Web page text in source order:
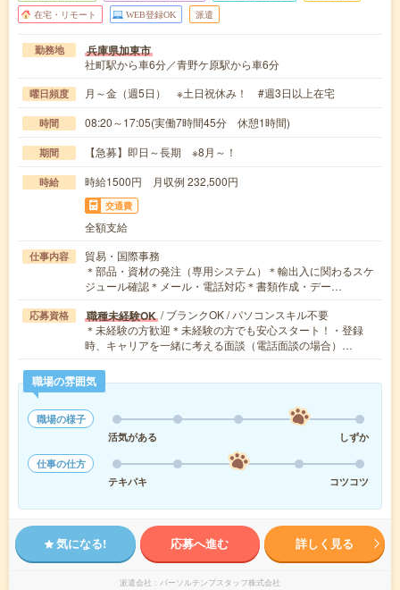
在宅・リモート WEB登録OK 派遣
勤務地 兵庫県加東市
社町駅から車6分／青野ケ原駅から車6分
曜日頻度 月～金（週5日） ※土日祝休み！ #週3日以上在宅
時間 08:20～17:05(実働7時間45分 休憩1時間)
期間 【急募】即日～長期 ※8月～！
時給 時給1500円 月収例 232,500円
交通費
全額支給
仕事内容
貿易・国際事務
＊部品・資材の発注（専用システム）＊輸出入に関わるスケ
ジュール確認＊メール・電話対応＊書類作成・デー…
応募資格 職種未経験OK / ブランクOK / パソコンスキル不要
＊未経験の方歓迎＊未経験の方でも安心スタート！・登録
時、キャリアを一緒に考える面談（電話面談の場合）…
職場の雰囲気
職場の様子
活気がある
しずか
仕事の仕方
テキパキ
コツコツ
気になる! 応募へ進む 詳しく見る
派遣会社 パーソルテンプスタッフ株式会社